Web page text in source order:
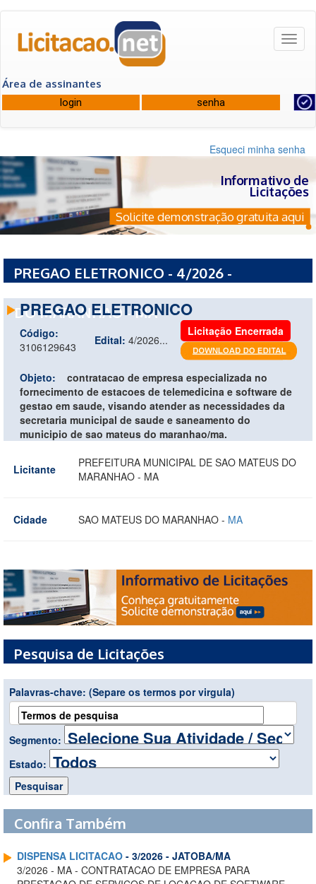
Área de assinantes
Esqueci minha senha
Informativo de
Licitações
Solicite demonstração gratuita aqui
PREGAO ELETRONICO - 4/2026 -
DO MARANHAO - MA
PREGAO ELETRONICO
Código:
3106129643
Edital: 4/2026...
Licitação Encerrada
Objeto:
contratacao de empresa especializada no
fornecimento de estacoes de telemedicina e software de
gestao em saude, visando atender as necessidades da
secretaria municipal de saude e saneamento do
municipio de sao mateus do maranhao/ma.
Licitante
PREFEITURA MUNICIPAL DE SAO MATEUS DO
MARANHAO - MA
Cidade SAO MATEUS DO MARANHAO - MA
Pesquisa de Licitações
Palavras-chave: (Separe os termos por virgula)
Segmento:
Estado:
Confira Também
DISPENSA LICITACAO - 3/2026 - JATOBA/MA
3/2026 - MA - CONTRATACAO DE EMPRESA PARA